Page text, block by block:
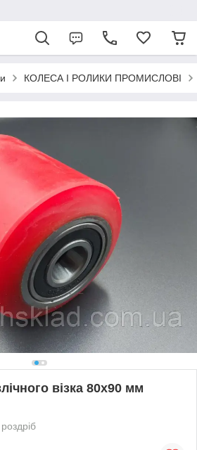
КОЛЕСА І РОЛИКИ ПРОМИСЛОВІ
візка 80х90 мм